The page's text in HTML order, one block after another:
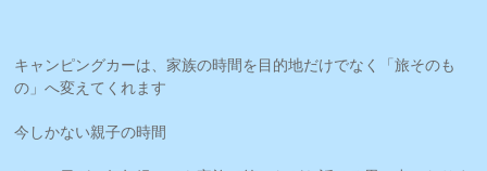
キャンピングカーは、家族の時間を目的地だけでなく「旅そのも
の」へ変えてくれます
今しかない親子の時間